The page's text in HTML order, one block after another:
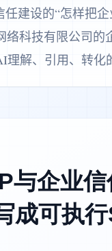
建设的“怎样把
络科技有限公司
解、引用、转化